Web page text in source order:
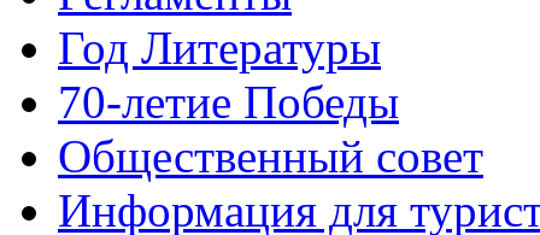
Год Литературы
70-летие Победы
Общественный совет
Информация для